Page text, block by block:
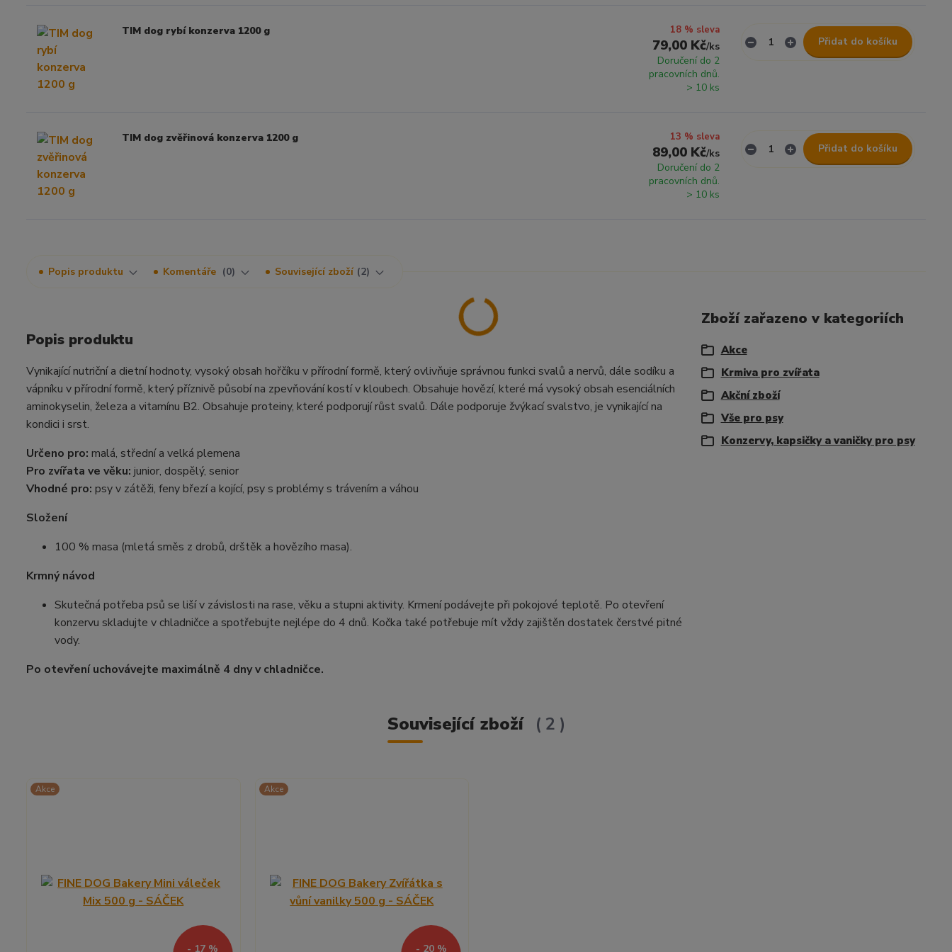
TIM dog rybí konzerva 1200 g 18 % sleva
79,00 Kč/ks
Doručení do 2
pracovních dnů.
> 10 ks
Přidat do košíku
TIM dog zvěřinová konzerva 1200 g 13 % sleva
89,00 Kč/ks
Doručení do 2
pracovních dnů.
> 10 ks
Přidat do košíku
Popis produktu Komentáře 0 Související zboží 2
Popis produktu
Vynikající nutriční a dietní hodnoty, vysoký obsah hořčíku v přírodní formě, který ovlivňuje správnou funkci svalů a nervů, dále sodíku a
vápníku v přírodní formě, který příznivě působí na zpevňování kostí v kloubech. Obsahuje hovězí, které má vysoký obsah esenciálních
aminokyselin, železa a vitamínu B2. Obsahuje proteiny, které podporují růst svalů. Dále podporuje žvýkací svalstvo, je vynikající na
kondici i srst.
Určeno pro: malá, střední a velká plemena
Pro zvířata ve věku: junior, dospělý, senior
Vhodné pro: psy v zátěži, feny březí a kojící, psy s problémy s trávením a váhou
Složení
100 % masa (mletá směs z drobů, drštěk a hovězího masa).
Krmný návod
Skutečná potřeba psů se liší v závislosti na rase, věku a stupni aktivity. Krmení podávejte při pokojové teplotě. Po otevření
konzervu skladujte v chladničce a spotřebujte nejlépe do 4 dnů. Kočka také potřebuje mít vždy zajištěn dostatek čerstvé pitné
vody.
Po otevření uchovávejte maximálně 4 dny v chladničce.
Zboží zařazeno v kategoriích
Akce
Krmiva pro zvířata
Akční zboží
Vše pro psy
Konzervy, kapsičky a vaničky pro psy
Související zboží 2
Akce
- 17 %
Akce
- 20 %